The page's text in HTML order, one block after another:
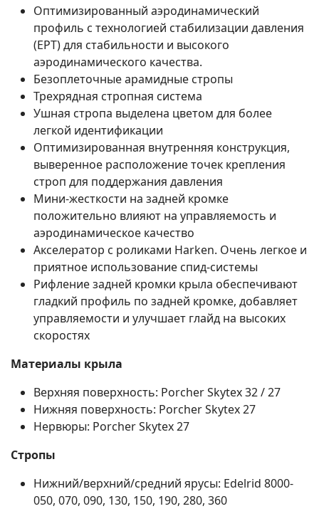
Оптимизированный аэродинамический
профиль с технологией стабилизации давления
(EPT) для стабильности и высокого
аэродинамического качества.
Безоплеточные арамидные стропы
Трехрядная стропная система
Ушная стропа выделена цветом для более
легкой идентификации
Оптимизированная внутренняя конструкция,
выверенное расположение точек крепления
строп для поддержания давления
Мини-жесткости на задней кромке
положительно влияют на управляемость и
аэродинамическое качество
Акселератор с роликами Harken. Очень легкое и
приятное использование спид-системы
Рифление задней кромки крыла обеспечивают
гладкий профиль по задней кромке, добавляет
управляемости и улучшает глайд на высоких
скоростях
Материалы крыла
Верхняя поверхность: Porcher Skytex 32 / 27
Нижняя поверхность: Porcher Skytex 27
Нервюры: Porcher Skytex 27
Стропы
Нижний/верхний/средний ярусы: Edelrid 8000-
050, 070, 090, 130, 150, 190, 280, 360